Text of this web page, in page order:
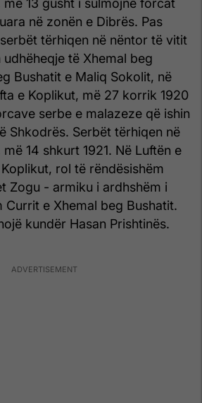
13 gusht i sulmojnë forcat
në zonën e Dibrës. Pas
tërhiqen në nëntor të vitit
udhëheqje të Xhemal beg
Bushatit e Maliq Sokolit, në
e Koplikut, më 27 korrik 1920
serbe e malazeze që ishin
Shkodrës. Serbët tërhiqen në
14 shkurt 1921. Në Luftën e
rol të rëndësishëm
Zogu - armiku i ardhshëm i
Currit e Xhemal beg Bushatit.
kundër Hasan Prishtinës.